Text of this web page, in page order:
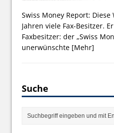
Swiss Money Report:
Jahren viele Fax-Besitzer.
Faxbesitzer: der „Swiss
unerwünschte [Mehr]
Suche